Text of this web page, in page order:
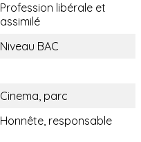
Profession libérale et
assimilé
Niveau BAC
Cinema, parc
Honnête, responsable